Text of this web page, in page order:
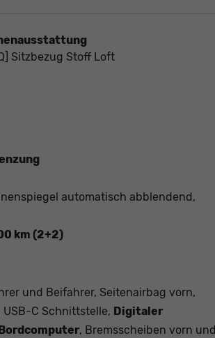
Sitzbezug Stoff Loft
automatisch abblendend,
km (2+2)
und Beifahrer, Seitenairbag vorn,
C Schnittstelle, Digitaler
, Bremsscheiben vorn